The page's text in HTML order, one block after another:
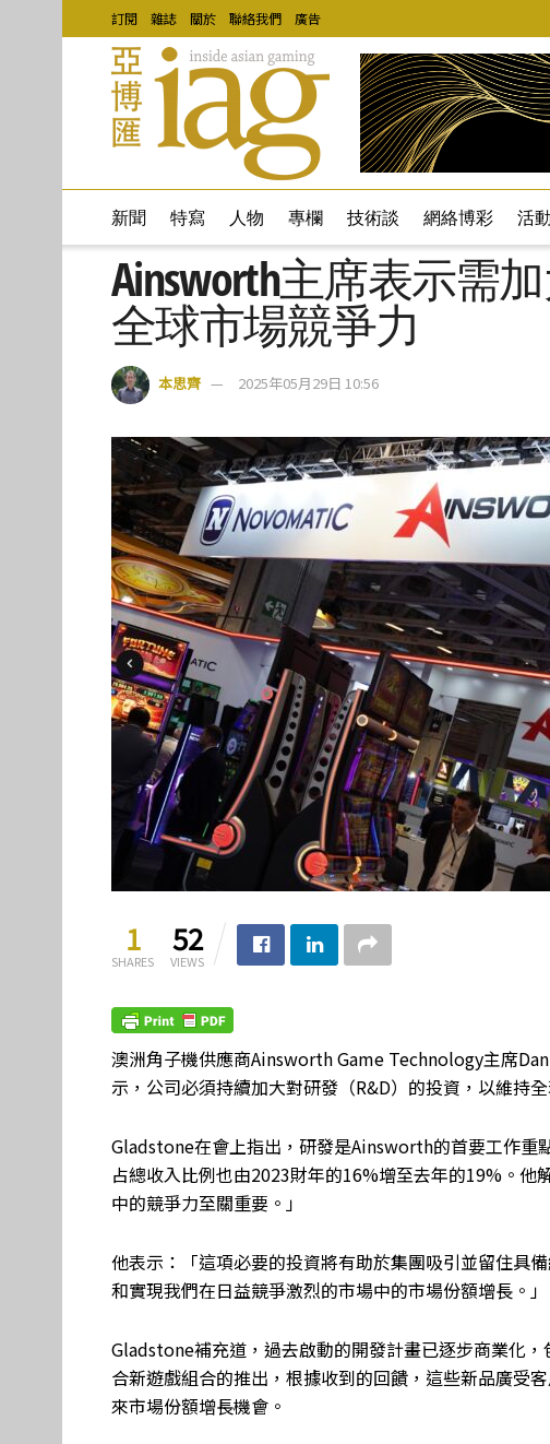
訂閱 雜誌 關於 聯絡我們 廣告
新聞 特寫 人物 專欄 技術談 網絡博彩 活動
Ainsworth主席表示需
全球市場競爭力
本思齊 2025年05月29日 10:56
1
SHARES
52
VIEWS
澳洲角子機供應商Ainsworth Game Technology主席
示，公司必須持續加大對研發（R&D）的投資，以維持
Gladstone在會上指出，研發是Ainsworth的首要工作重
占總收入比例也由2023財年的16%增至去年的19%。他
中的競爭力至關重要。」
他表示：「這項必要的投資將有助於集團吸引並留住具
和實現我們在日益競爭激烈的市場中的市場份額增長。」
Gladstone補充道，過去啟動的開發計畫已逐步商業化
合新遊戲組合的推出，根據收到的回饋，這些新品廣受
來市場份額增長機會。